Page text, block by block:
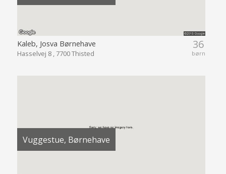
36
børn
Kaleb, Josva Børnehave
Hasselvej 8 , 7700 Thisted
Vuggestue, Børnehave